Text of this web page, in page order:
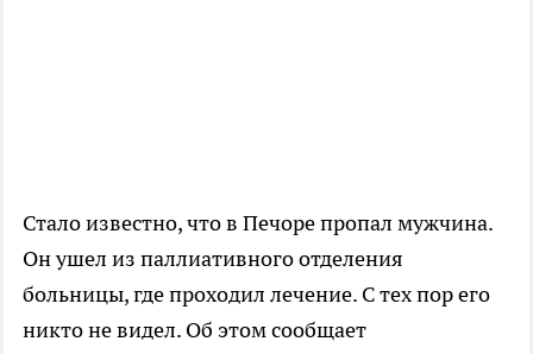
Сталоизвестно, что в Печоре пропал мужчина.
Он ушел из паллиативного отделения
больницы, где проходил лечение. С тех пор его
никто не видел. Об этом сообщает